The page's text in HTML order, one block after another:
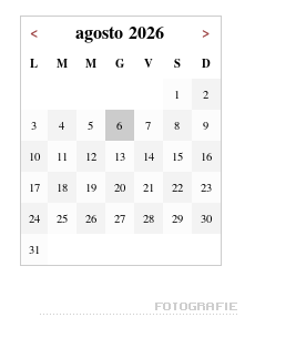
< agosto 2026 >
L M M G V S D
1
2
3
4 5 6 7 8
9
10
11 12 13 14 15
16
17
18 19 20 21 22
23
24
25 26 27 28 29
30
31